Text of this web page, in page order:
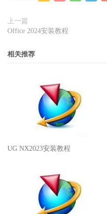
上一篇
Office 2024安装教程
相关推荐
UG NX2023安装教程